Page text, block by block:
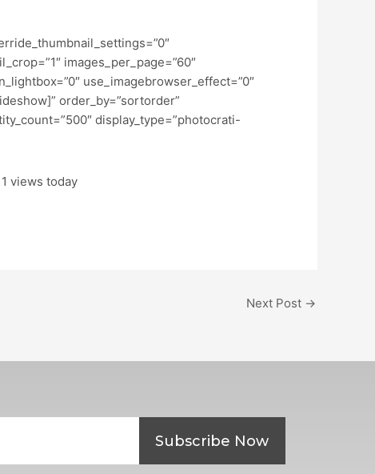
images_per_page=”60″
use_imagebrowser_effect=”0″
order_by=”sortorder”
display_type=”photocrati-
1 views today
Next Post →
Subscribe Now